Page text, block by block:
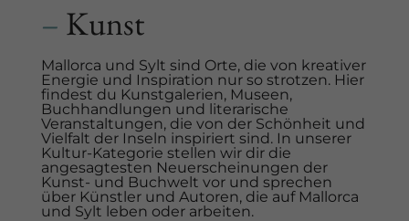
– Kunst
Mallorca und Sylt sind Orte, die von kreativer
Energie und Inspiration nur so strotzen. Hier
findest du Kunstgalerien, Museen,
Buchhandlungen und literarische
Veranstaltungen, die von der Schönheit und
Vielfalt der Inseln inspiriert sind. In unserer
Kultur-Kategorie stellen wir dir die
angesagtesten Neuerscheinungen der
Kunst- und Buchwelt vor und sprechen
über Künstler und Autoren, die auf Mallorca
und Sylt leben oder arbeiten.